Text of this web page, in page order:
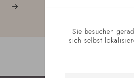
Sie besuchen
sich selbst